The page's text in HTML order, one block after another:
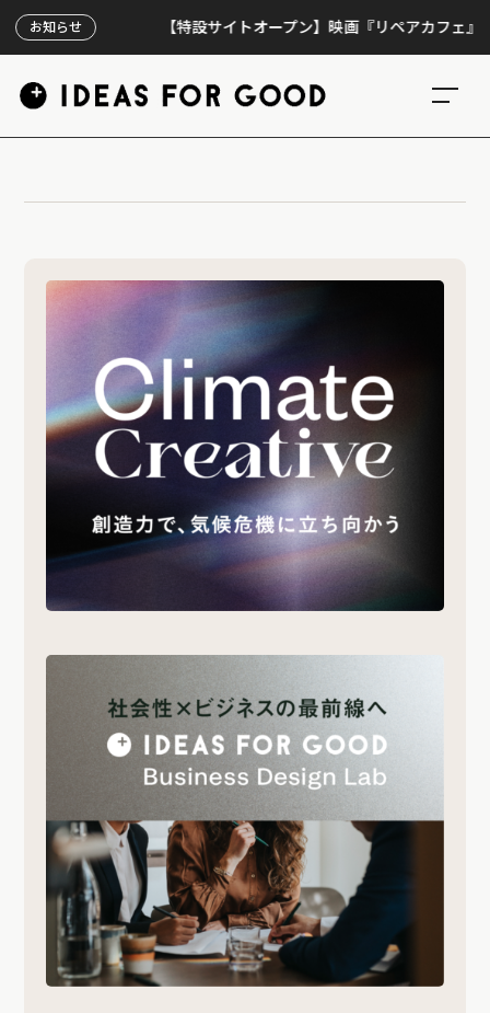
お知らせ 【特設サイトオープン】映画『リペアカフェ』、上